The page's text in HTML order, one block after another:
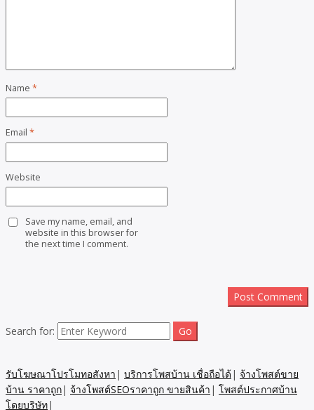
Name *
Email *
Website
Save my name, email, and
website in this browser for
the next time I comment.
Search for:
รับโฆษณาโปรโมทอสังหา | บริการโพสบ้าน เชื่อถือได้| จ้างโพสต์ขาย
บ้าน ราคาถูก| จ้างโพสต์SEOราคาถูก ขายสินค้า | โพสต์ประกาศบ้าน
โดยบริษัท|